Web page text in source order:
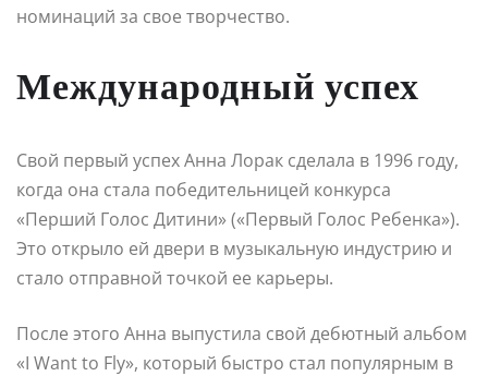
номинаций за свое творчество.
Международный успех
Свой первый успех Анна Лорак сделала в 1996 году,
когда она стала победительницей конкурса
«Перший Голос Дитини» («Первый Голос Ребенка»).
Это открыло ей двери в музыкальную индустрию и
стало отправной точкой ее карьеры.
После этого Анна выпустила свой дебютный альбом
«I Want to Fly», который быстро стал популярным в